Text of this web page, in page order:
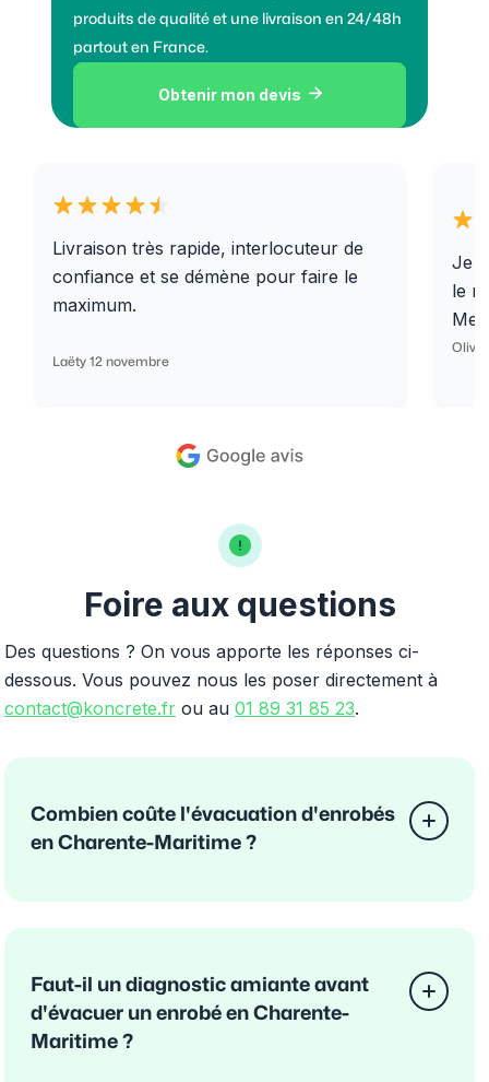
produits de qualité et une livraison en 24/48h
partout en France.
Obtenir mon devis 
Livraison très rapide, interlocuteur de
confiance et se démène pour faire le
maximum.
Laëty 12 novembre
Je
le
Foire aux questions
Des questions ? On vous apporte les réponses ci-
dessous. Vous pouvez nous les poser directement à
contact@koncrete.fr ou au 01 89 31 85 23.
Combien coûte l'évacuation d'enrobés
en Charente-Maritime ?
Faut-il un diagnostic amiante avant
d'évacuer un enrobé en Charente-
Maritime ?